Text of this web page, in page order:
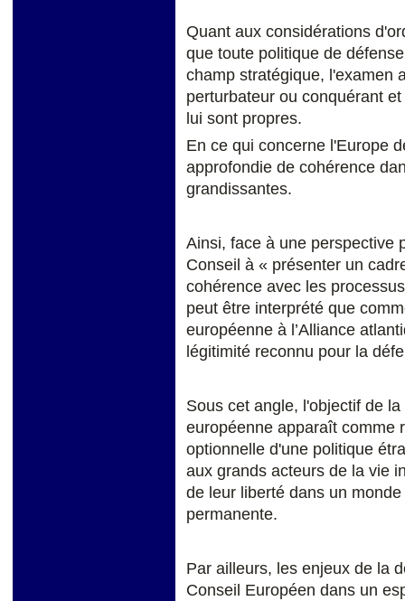
Quant aux considérations
que toute politique de
champ stratégique, l'examen
perturbateur ou conquérant
lui sont propres.
En ce qui concerne l'Europe
approfondie de cohérence
grandissantes.
Ainsi, face à une perspective
Conseil à « présenter un
cohérence avec les
peut être interprété que
européenne à l’Alliance
légitimité reconnu pour la
Sous cet angle, l'objectif de
européenne apparaît comme
optionnelle d'une politique
aux grands acteurs de la vie
de leur liberté dans un
permanente.
Par ailleurs, les enjeux de la
Conseil Européen dans un